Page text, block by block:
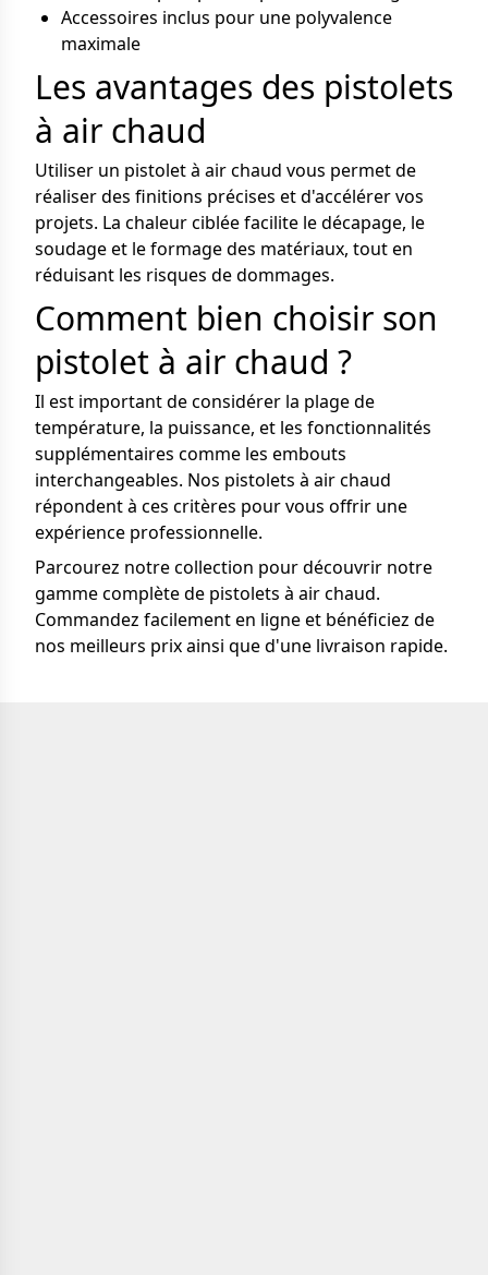
Accessoires inclus pour une polyvalence
maximale
Les avantages des pistolets
à air chaud
Utiliser un pistolet à air chaud vous permet de
réaliser des finitions précises et d'accélérer vos
projets. La chaleur ciblée facilite le décapage, le
soudage et le formage des matériaux, tout en
réduisant les risques de dommages.
Comment bien choisir son
pistolet à air chaud ?
Il est important de considérer la plage de
température, la puissance, et les fonctionnalités
supplémentaires comme les embouts
interchangeables. Nos pistolets à air chaud
répondent à ces critères pour vous offrir une
expérience professionnelle.
Parcourez notre collection pour découvrir notre
gamme complète de pistolets à air chaud.
Commandez facilement en ligne et bénéficiez de
nos meilleurs prix ainsi que d'une livraison rapide.